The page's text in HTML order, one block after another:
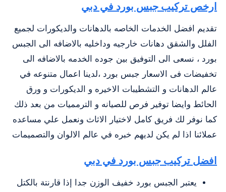
ارخص تركيب جبس بورد في دبي
تقديم افضل الخدمات الخاصه بالدهانات والديكورات لجميع
الفلل والشقق دهانات خارجيه وداخليه بالاضافه الى الجبس
بورد ، نسعى الى التوفيق بين جوده الخدمه بالاضافه الى
تخفيضات فى الاسعار جبس بورد ،لدينا اعمال متنوعه في
عالم الدهانات و التشطيبات الاخيره و الديكورات و ورق
الحائط وايضا توفير فرص للصيانه و الترمميات من بعد ذلك
كما نوفر لك فريق كامل لاختيار الاثاث ونعمل علي مساعده
عملائنا اذا لم يكن لديهم خبره في عالم الالوان والتصميمات
افضل تركيب جبس بورد في دبي
يعتبر الجبس بورد خفيف الوزن جدا إذا قارنتة بالكتل